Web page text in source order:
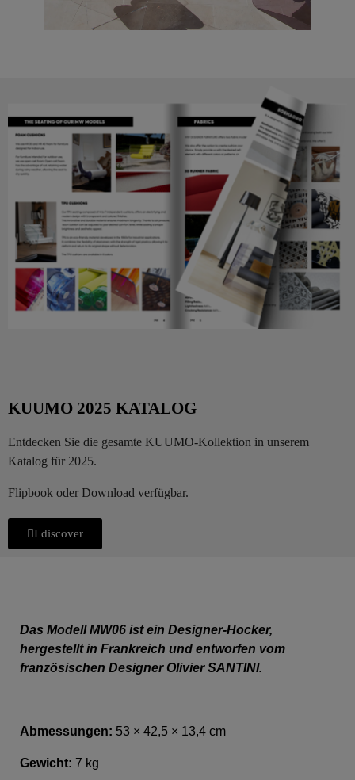
KUUMO 2025 KATALOG
Entdecken Sie die gesamte KUUMO-Kollektion in unserem
Katalog für 2025.
Flipbook oder Download verfügbar.
I discover
Das Modell MW06 ist ein Designer-Hocker,
hergestellt in Frankreich und entworfen vom
französischen Designer Olivier SANTINI.
Abmessungen: 53 × 42,5 × 13,4 cm
Gewicht: 7 kg